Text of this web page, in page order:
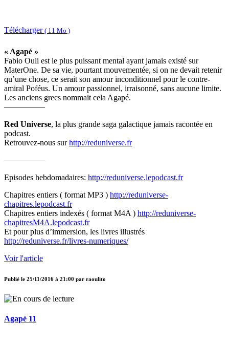
Télécharger ( 11 Mo )
« Agapé »
Fabio Ouli est le plus puissant mental ayant jamais existé sur
MaterOne. De sa vie, pourtant mouvementée, si on ne devait retenir
qu’une chose, ce serait son amour inconditionnel pour le contre-
amiral Poféus. Un amour passionnel, irraisonné, sans aucune limite.
Les anciens grecs nommait cela Agapé.
—————
Red Universe, la plus grande saga galactique jamais racontée en
podcast.
Retrouvez-nous surhttp://reduniverse.fr
—————
Episodes hebdomadaires: http://reduniverse.lepodcast.fr
Chapitres entiers ( format MP3 ) http://reduniverse-
chapitres.lepodcast.fr
Chapitres entiers indexés ( format M4A ) http://reduniverse-
chapitresM4A.lepodcast.fr
Et pour plus d’immersion, les livres illustrés
http://reduniverse.fr/livres-numeriques/
Voir l'article
Publié le 25/11/2016 à 21:00 par raoulito
Agapé 11